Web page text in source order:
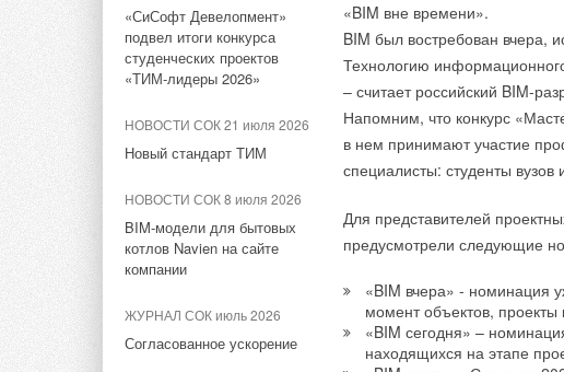
«СиСофт Девелопмент»
подвел итоги конкурса
студенческих проектов
«ТИМ-лидеры 2026»
НОВОСТИ СОК 21 июля 2026
Новый стандарт ТИМ
НОВОСТИ СОК 8 июля 2026
BIM-модели для бытовых
котлов Navien на сайте
компании
ЖУРНАЛ СОК июль 2026
Согласованное ускорение
«BIM вне времени».
BIM был востребован вчера,
Технологию
– считает российский BIM-
Напомним, что конкурс
в нем принимают участие
специалисты: студенты вузов
Для представителей
предусмотрели следующие
«BIM вчера» - номинация
момент объектов, проекты
«BIM сегодня» –
находящихся на этапе
НОВОСТИ СОК 4 марта 2026
Видео-интервью и репортажи
с выставок Aquaflame и
инновации
НОВОСТИ СОК 11 июля 2025
Кондиционеры FUNAI теперь
дом
НОВОСТИ СОК 27 ноября
Пилот Павел Киселев,
участие во втором этапе
в числе сильнейших
внимание зрителей не
трека.